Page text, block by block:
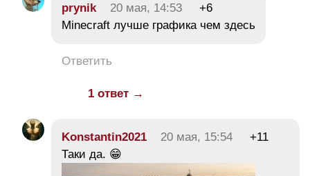
prynik 20 мая, 14:53
+6
Minecraft лучше графика чем здесь
Ответить
1 ответ →
Konstantin2021 20 мая, 15:54
+11
Таки да. 😁